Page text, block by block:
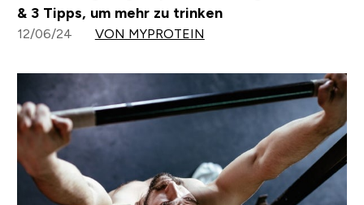
& 3 Tipps, um mehr zu trinken
12/06/24 VON MYPROTEIN